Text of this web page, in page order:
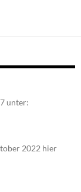
unter:
2022 hier